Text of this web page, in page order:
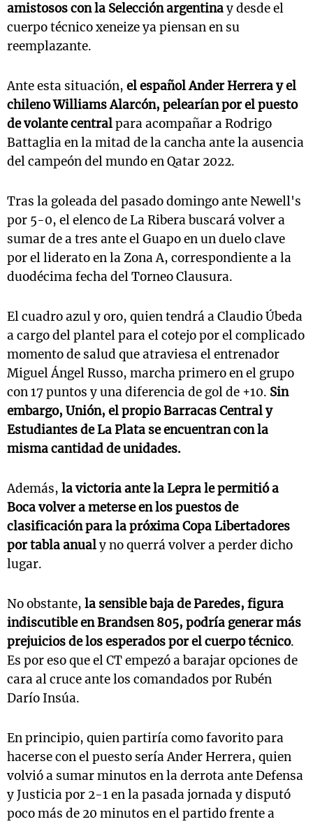
amistosos con la Selección argentinay desde el
cuerpo técnico xeneize ya piensan en su
reemplazante.
Ante esta situación, el español Ander Herrera y el
chileno Williams Alarcón, pelearían por el puesto
de volante centralpara acompañar a Rodrigo
Battaglia en la mitad de la cancha ante la ausencia
del campeón del mundo en Qatar 2022.
Tras la goleada del pasado domingo ante Newell's
por 5-0, el elenco de La Ribera buscará volver a
sumar de a tres ante el Guapo en un duelo clave
por el liderato en la Zona A, correspondiente a la
duodécima fecha del Torneo Clausura.
El cuadro azul y oro, quien tendrá a Claudio Úbeda
a cargo del plantel para el cotejo por el complicado
momento de salud que atraviesa el entrenador
Miguel Ángel Russo, marcha primero en el grupo
con 17 puntos y una diferencia de gol de +10. Sin
embargo, Unión, el propio Barracas Central y
Estudiantes de La Plata se encuentran con la
misma cantidad de unidades.
Además, la victoria ante la Lepra le permitió a
Boca volver a meterse en los puestos de
clasificación para la próxima Copa Libertadores
por tabla anualy no querrá volver a perder dicho
lugar.
No obstante, la sensible baja de Paredes, figura
indiscutible en Brandsen 805, podría generar más
prejuicios de los esperados por el cuerpo técnico.
Es por eso que el CT empezó a barajar opciones de
cara al cruce ante los comandados por Rubén
Darío Insúa.
En principio, quien partiría como favorito para
hacerse con el puesto sería Ander Herrera, quien
volvió a sumar minutos en la derrota ante Defensa
y Justicia por 2-1 en la pasada jornada y disputó
poco más de 20 minutos en el partido frente a